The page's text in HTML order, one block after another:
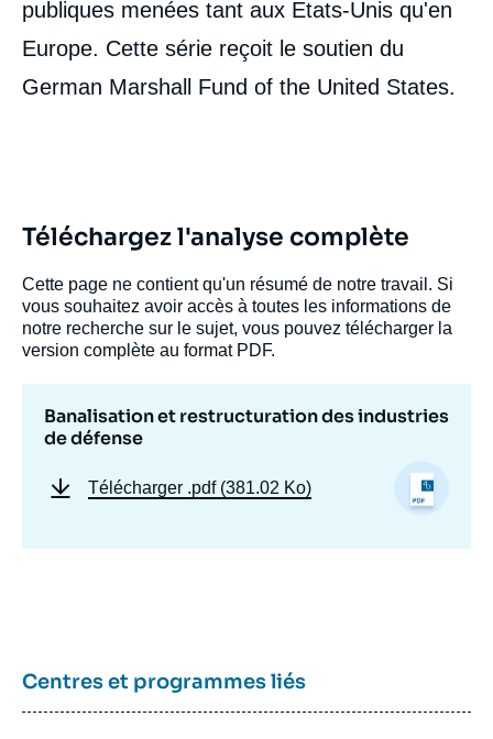
publiques menées tant aux Etats-Unis qu'en
Europe. Cette série reçoit le soutien du
German Marshall Fund of the United States.
Téléchargez l'analyse complète
Cette page ne contient qu'un résumé de notre travail. Si
vous souhaitez avoir accès à toutes les informations de
notre recherche sur le sujet, vous pouvez télécharger la
version complète au format PDF.
Banalisation et restructuration des industries
de défense
Télécharger .pdf (381.02 Ko)
Centres et programmes liés
Frédérique SACHWALD, « Banalisation et
restructuration des industries de défense »,
Livres, Ifri, 1 juin 1999.
Copier